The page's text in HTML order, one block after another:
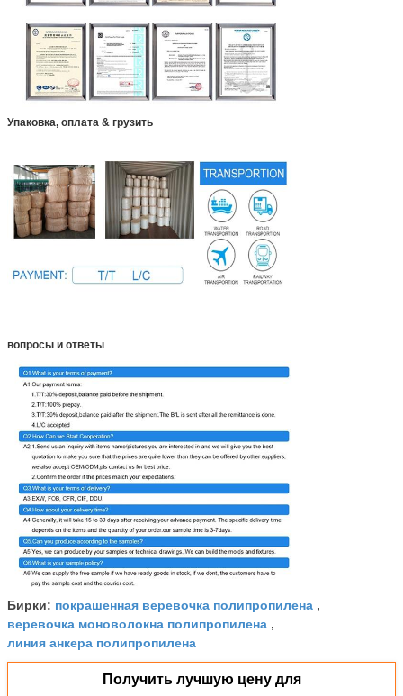
Упаковка, оплата & грузить
вопросы и ответы
Бирки: покрашенная веревочка полипропилена ,
веревочка моноволокна полипропилена ,
линия анкера полипропилена
Получить лучшую цену для